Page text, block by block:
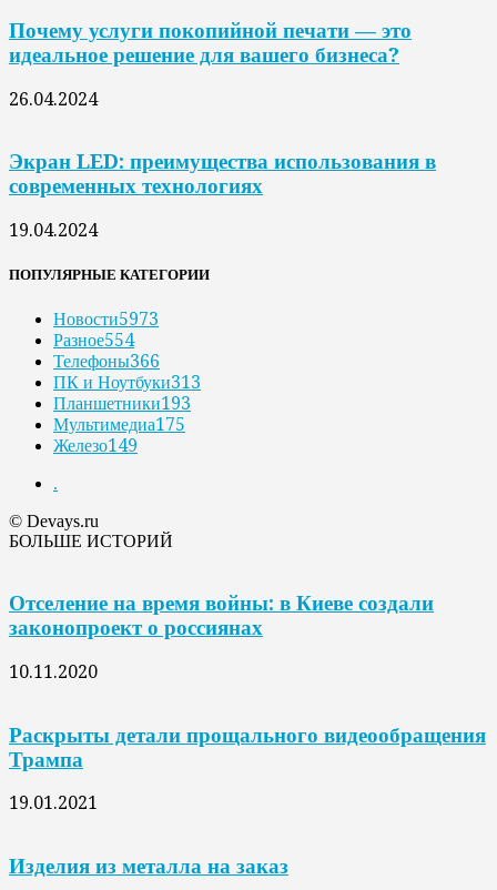
Почему услуги покопийной печати — это
идеальное решение для вашего бизнеса?
26.04.2024
Экран LED: преимущества использования в
современных технологиях
19.04.2024
ПОПУЛЯРНЫЕ КАТЕГОРИИ
Новости5973
Разное554
Телефоны366
ПК и Ноутбуки313
Планшетники193
Мультимедиа175
Железо149
.
© Devays.ru
БОЛЬШЕ ИСТОРИЙ
Отселение на время войны: в Киеве создали
законопроект о россиянах
10.11.2020
Раскрыты детали прощального видеообращения
Трампа
19.01.2021
Изделия из металла на заказ